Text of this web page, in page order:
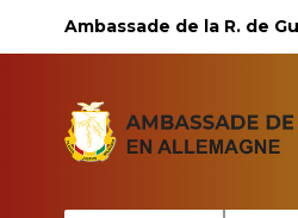
Ambassade de la R. de